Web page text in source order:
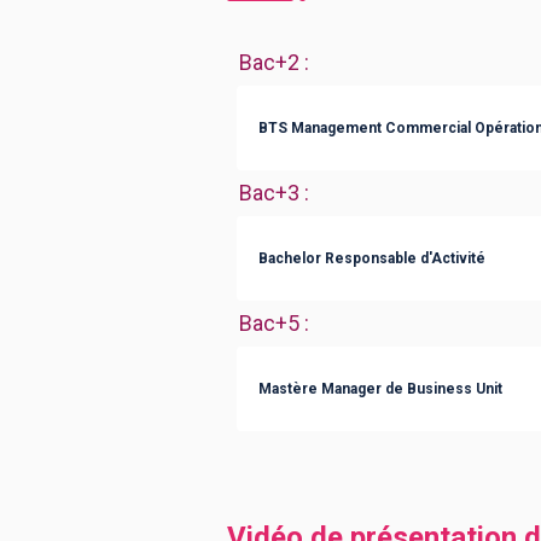
Bac+2 :
BTS Management Commercial
Bac+3 :
Bachelor Responsable d'Activité
Bac+5 :
Mastère Manager de Business Unit